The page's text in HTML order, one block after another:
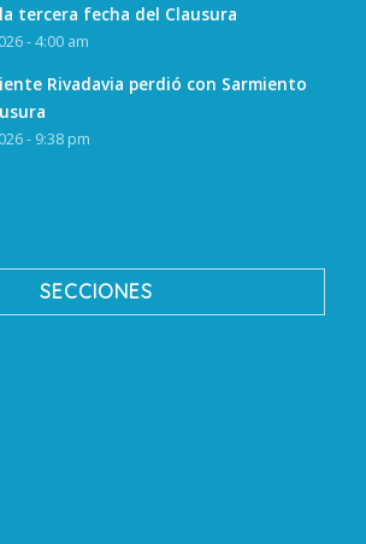
tercera fecha del Clausura
- 4:00 am
Rivadavia perdió con Sarmiento
- 9:38 pm
SECCIONES